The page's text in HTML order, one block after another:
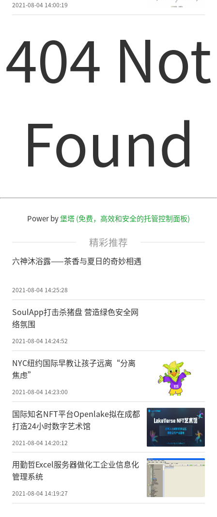
2021-08-04 14:00:19
404 Not
Found
Power by堡塔 (免费，高效和安全的托管控制面板)
精彩推荐
六神沐浴露——茶香与夏日的奇妙相遇
2021-08-04 14:25:28
SoulApp打击杀猪盘 营造绿色安全网
络氛围
2021-08-04 14:24:52
NYC纽约国际早教让孩子远离“分离
焦虑”
2021-08-04 14:23:00
国际知名NFT平台Openlake拟在成都
打造24小时数字艺术馆
2021-08-04 14:20:12
用勤哲Excel服务器做化工企业信息化
管理系统
2021-08-04 14:19:27